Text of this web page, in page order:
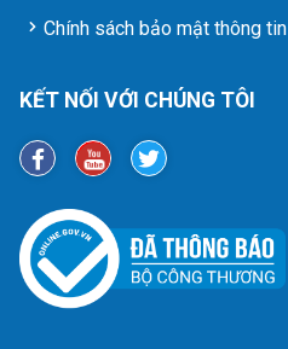
Chính sách bảo mật thông tin
KẾT NỐI VỚI CHÚNG TÔI